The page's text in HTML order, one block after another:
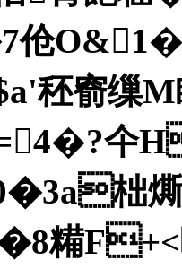
O&1�
$a'秠窬
仐
糒